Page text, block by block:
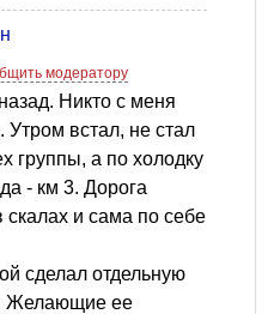
модератору
Никто с меня
Утром встал, не стал
группы, а по холодку
- км 3. Дорога
скалах и сама по себе
сделал отдельную
Желающие ее